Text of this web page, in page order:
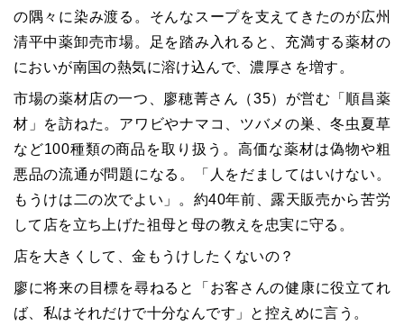
の隅々に染み渡る。そんなスープを支えてきたのが広州
清平中薬卸売市場。足を踏み入れると、充満する薬材の
においが南国の熱気に溶け込んで、濃厚さを増す。
市場の薬材店の一つ、廖穂菁さん（35）が営む「順昌薬
材」を訪ねた。アワビやナマコ、ツバメの巣、冬虫夏草
など100種類の商品を取り扱う。高価な薬材は偽物や粗
悪品の流通が問題になる。「人をだましてはいけない。
もうけは二の次でよい」。約40年前、露天販売から苦労
して店を立ち上げた祖母と母の教えを忠実に守る。
店を大きくして、金もうけしたくないの？
廖に将来の目標を尋ねると「お客さんの健康に役立てれ
ば、私はそれだけで十分なんです」と控えめに言う。